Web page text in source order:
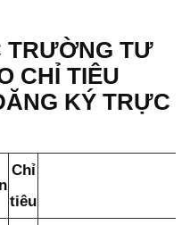
TRƯỜNG TƯ
CHỈ TIÊU
KÝ TRỰC
Chỉ
tiêu